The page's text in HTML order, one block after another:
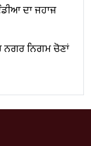
ਦਾ ਜਹਾਜ਼
ਨਿਗਮ ਚੋਣਾਂ